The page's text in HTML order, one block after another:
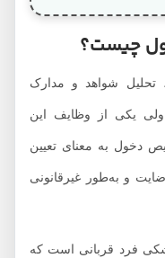
شواهد و مدارک
از وظایف این
به معنای تعیین
به‌طور غیرقانونی
قربانی است که